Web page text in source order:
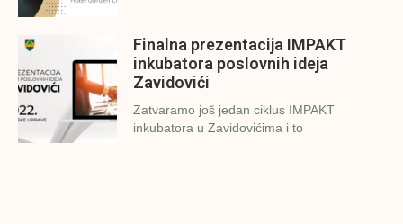
Finalna prezentacija IMPAKT
inkubatora poslovnih ideja
Zavidovići
Zatvaramo još jedan ciklus IMPAKT
inkubatora u Zavidovićima i to